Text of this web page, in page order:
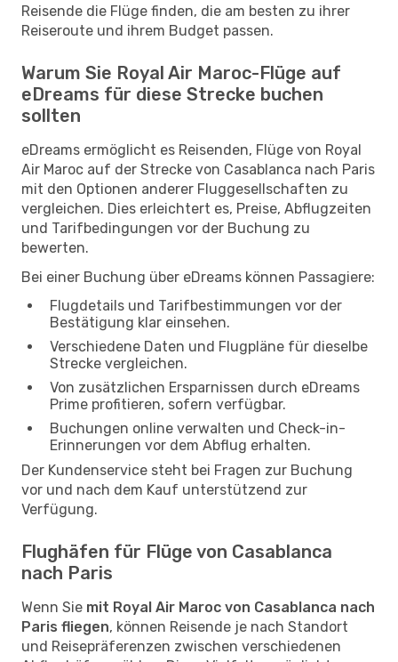
Reisende die Flüge finden, die am besten zu ihrer
Reiseroute und ihrem Budget passen.
Warum Sie Royal Air Maroc-Flüge auf
eDreams für diese Strecke buchen
sollten
eDreams ermöglicht es Reisenden, Flüge von Royal
Air Maroc auf der Strecke von Casablanca nach Paris
mit den Optionen anderer Fluggesellschaften zu
vergleichen. Dies erleichtert es, Preise, Abflugzeiten
und Tarifbedingungen vor der Buchung zu
bewerten.
Bei einer Buchung über eDreams können Passagiere:
Flugdetails und Tarifbestimmungen vor der
Bestätigung klar einsehen.
Verschiedene Daten und Flugpläne für dieselbe
Strecke vergleichen.
Von zusätzlichen Ersparnissen durch eDreams
Prime profitieren, sofern verfügbar.
Buchungen online verwalten und Check-in-
Erinnerungen vor dem Abflug erhalten.
Der Kundenservice steht bei Fragen zur Buchung
vor und nach dem Kauf unterstützend zur
Verfügung.
Flughäfen für Flüge von Casablanca
nach Paris
Wenn Sie mit Royal Air Maroc von Casablanca nach
Paris fliegen, können Reisende je nach Standort
und Reisepräferenzen zwischen verschiedenen